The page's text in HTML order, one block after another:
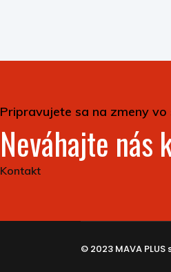
Pripravujete sa na zmeny
Neváhajte nás
Kontakt
© 2023 MAVA